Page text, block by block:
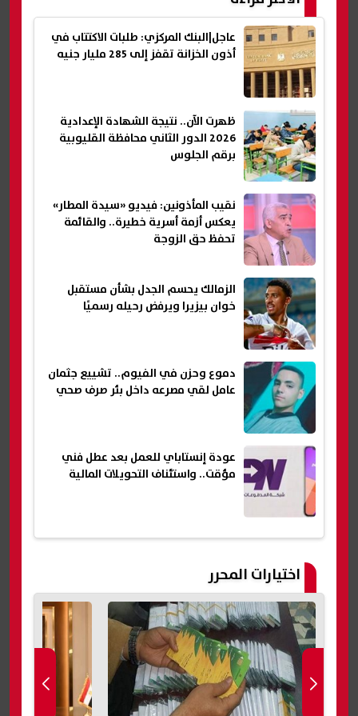
عاجل|البنك المركزي: طلبات الاكتتاب في
أذون الخزانة تقفز إلى 285 مليار جنيه
ظهرت الآن.. نتيجة الشهادة الإعدادية
2026 الدور الثاني محافظة القليوبية
برقم الجلوس
نقيب المأذونين: فيديو «سيدة المطار»
يعكس أزمة أسرية خطيرة.. والقائمة
تحفظ حق الزوجة
الزمالك يحسم الجدل بشأن مستقبل
خوان بيزيرا ويرفض رحيله رسميًا
دموع وحزن في الفيوم.. تشييع جثمان
عامل لقي مصرعه داخل بئر صرف صحي
عودة إنستاباي للعمل بعد عطل فني
مؤقت.. واستئناف التحويلات المالية
اختيارات المحرر